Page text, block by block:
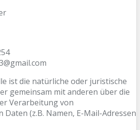
ist die natürliche oder juristische
gemeinsam mit anderen über die
Verarbeitung von
(z.B. Namen, E-Mail-Adressen